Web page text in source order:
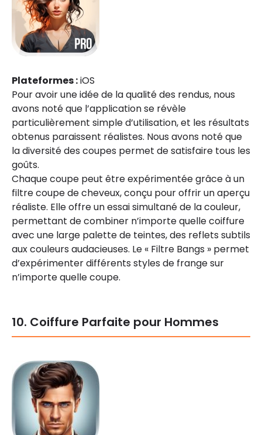
Plateformes :iOS
Pour avoir une idée de la qualité des rendus, nous
avons noté que l’application se révèle
particulièrement simple d’utilisation, et les résultats
obtenus paraissent réalistes. Nous avons noté que
la diversité des coupes permet de satisfaire tous les
goûts.
Chaque coupe peut être expérimentée grâce à un
filtre coupe de cheveux, conçu pour offrir un aperçu
réaliste. Elle offre un essai simultané de la couleur,
permettant de combiner n’importe quelle coiffure
avec une large palette de teintes, des reflets subtils
aux couleurs audacieuses. Le « Filtre Bangs » permet
d’expérimenter différents styles de frange sur
n’importe quelle coupe.
10. Coiffure Parfaite pour Hommes